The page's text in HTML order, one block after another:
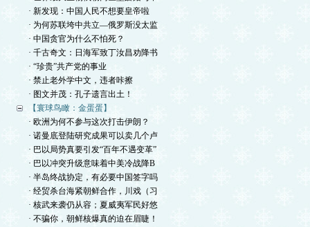
· 新发现：中国人民不想要皇帝啦
· 为何苏联垮中共立—俄罗斯没太监
· 中国贪官为什么不怕死？
· 千古奇文：日海军致丁汝昌劝降书
· “珍贵”共产党的事业
· 禁止老外学中文，违者咔擦
· 图文并茂：孔子遗言出土！
【寰球鸟瞰：金蛋蛋】
· 欧洲为何不参与这次打击伊朗？
· 诺曼底登陆研究成果可以卖几个卢
· 巴以局势真要引发“百年不遇变革”
· 巴以冲突升级意味着中美冷战降B
· 半岛终战协定，有必要中国签字吗
· 经贸杀台海紧朝鲜合作，川戏（习
· 核武来袭仍从容；夏威夷军民好悠
· 不骗你，朝鲜核爆真的迫在眉睫！